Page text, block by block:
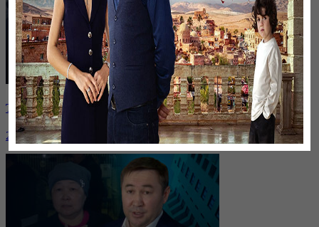
Таразда ТЭЦ қызметкерлері жалақы көтеруді талап етті
26 января, 19:36